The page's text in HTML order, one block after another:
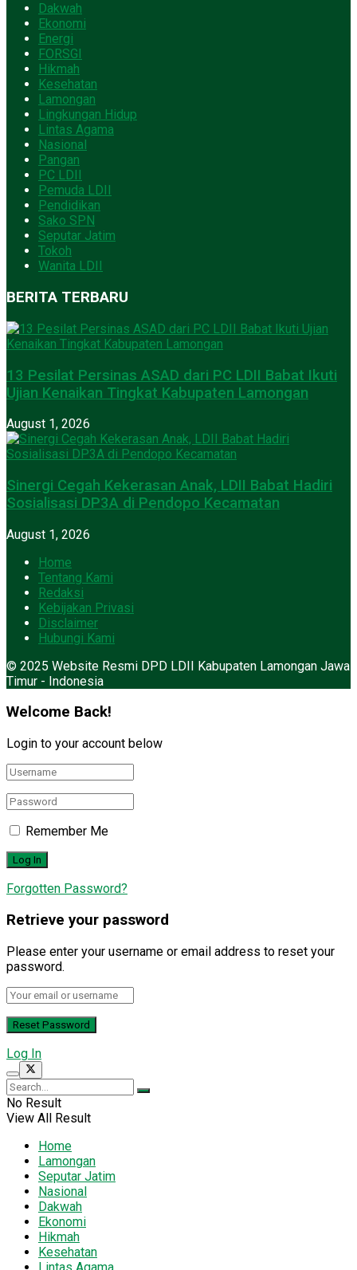
Dakwah
Ekonomi
Energi
FORSGI
Hikmah
Kesehatan
Lamongan
Lingkungan Hidup
Lintas Agama
Nasional
Pangan
PC LDII
Pemuda LDII
Pendidikan
Sako SPN
Seputar Jatim
Tokoh
Wanita LDII
BERITA TERBARU
13 Pesilat Persinas ASAD dari PC LDII Babat Ikuti
Ujian Kenaikan Tingkat Kabupaten Lamongan
August 1, 2026
Sinergi Cegah Kekerasan Anak, LDII Babat Hadiri
Sosialisasi DP3A di Pendopo Kecamatan
August 1, 2026
Home
Tentang Kami
Redaksi
Kebijakan Privasi
Disclaimer
Hubungi Kami
© 2025 Website Resmi DPD LDII Kabupaten Lamongan Jawa
Timur - Indonesia
Welcome Back!
Login to your account below
Remember Me
Forgotten Password?
Retrieve your password
Please enter your username or email address to reset your
password.
Log In
No Result
View All Result
Home
Lamongan
Seputar Jatim
Nasional
Dakwah
Ekonomi
Hikmah
Kesehatan